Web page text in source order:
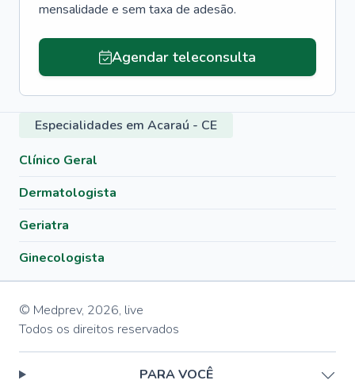
mensalidade e sem taxa de adesão.
Agendar teleconsulta
Especialidades em Acaraú - CE
Clínico Geral
Dermatologista
Geriatra
Ginecologista
© Medprev, 2026, live
Todos os direitos reservados
PARA VOCÊ